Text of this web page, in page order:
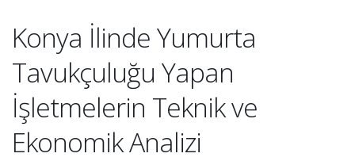
Konya İlinde Yumurta
Tavukçuluğu Yapan
İşletmelerin Teknik ve
Ekonomik Analizi